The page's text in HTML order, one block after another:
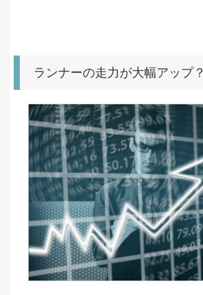
ランナーの走力が大幅アップ？